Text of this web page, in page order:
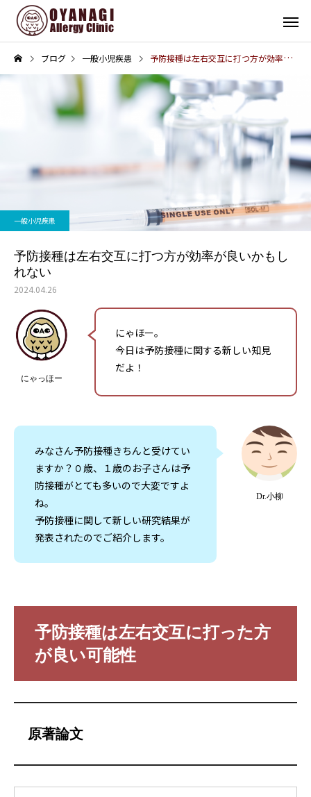
その他
子宮頸がん予防接種（HPV
ワクチン）を開始します
インフォメーション
4周年！
ブログ 一般小児疾患 予防接種は左右交互に打つ方が効率が良いかもしれない
一般小児疾患
予防接種は左右交互に打つ方が効率が良いかもし
れない
2024.04.26
にゃっほー
にゃほー。
今日は予防接種に関する新しい知見
だよ！
Dr.小柳
みなさん予防接種きちんと受けてい
ますか？０歳、１歳のお子さんは予
防接種がとても多いので大変ですよ
ね。
予防接種に関して新しい研究結果が
発表されたのでご紹介します。
予防接種は左右交互に打った方
が良い可能性
原著論文